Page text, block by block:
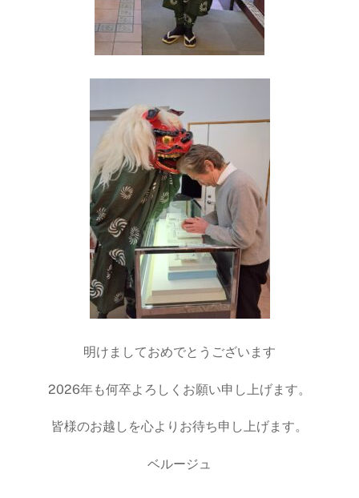
明けましておめでとうございます
2026年も何卒よろしくお願い申し上げます。
皆様のお越しを心よりお待ち申し上げます。
ベルージュ